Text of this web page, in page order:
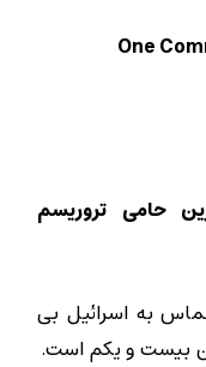
One
حامی تروریسم
بامداد شنبه ۷ اکتبر ۲۰۲۳ حماس به اسرائیل بی
بیست و یکم است.